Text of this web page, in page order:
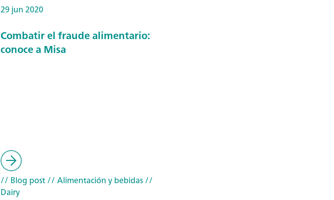
29 jun 2020
Combatir el fraude alimentario:
conoce a Misa
// Blog post// Alimentación y bebidas//
Dairy